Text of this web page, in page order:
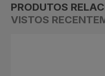
PRODUTOS
VISTOS